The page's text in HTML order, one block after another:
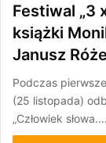
Festiwal „3
książki
Janusz
Podczas
(25 listopada)
„Człowiek słowa.…